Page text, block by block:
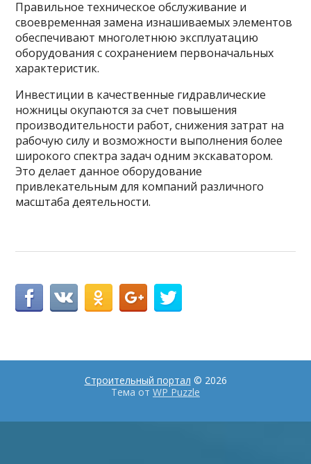
Правильное техническое обслуживание и
своевременная замена изнашиваемых элементов
обеспечивают многолетнюю эксплуатацию
оборудования с сохранением первоначальных
характеристик.
Инвестиции в качественные гидравлические
ножницы окупаются за счет повышения
производительности работ, снижения затрат на
рабочую силу и возможности выполнения более
широкого спектра задач одним экскаватором.
Это делает данное оборудование
привлекательным для компаний различного
масштаба деятельности.
Строительный портал © 2026
Тема от WP Puzzle